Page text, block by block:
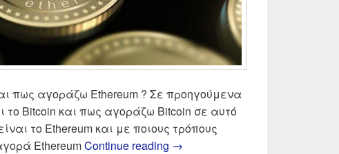
πως αγοράζω Ethereum ? Σε προηγούμενα
το Bitcoin και πως αγοράζω Bitcoin σε αυτό
το Ethereum και με ποιους τρόπους
EthereumContinue reading Πως αγοράζω Ethereum , τι
→